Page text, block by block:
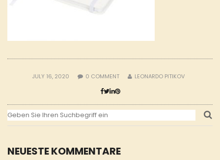
NEUESTE KOMMENTARE
JULY 16, 2020 0 COMMENT LEONARDO PITIKOV